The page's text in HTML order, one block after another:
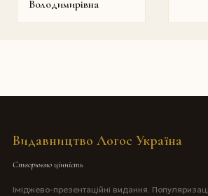
Володимирівна
Видавництво Логос Україна
Створюємо цінність
Іміджево-презентаційні видання. Популяризація